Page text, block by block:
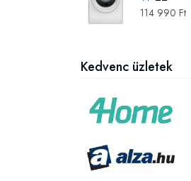
114 990 Ft
Kedvenc üzletek